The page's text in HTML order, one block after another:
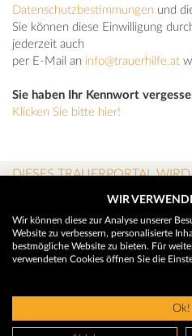
Datenschutzbestimmungen und
Sie können diese Einwilligung
jederzeit auch
per E-Mail an info@trauerhilfe.at
Sie haben Ihr Kennwort
Klicken Sie bitte hier!
DIESES TRAUERPORTAL
WIR
Wir können diese zur Analyse unserer
Website zu verbessern, personalisierte
bestmögliche Website zu bieten. Für
verwendeten Cookies öffnen Sie die
Ok!